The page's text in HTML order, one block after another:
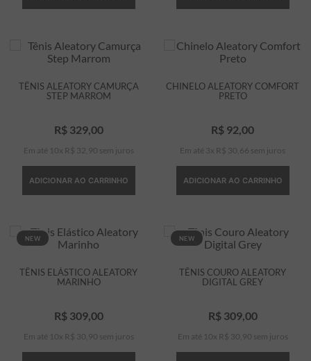
TÊNIS ALEATORY CAMURÇA
STEP MARROM
R$ 329, 00
Em até 10 x R$ 32 90 sem juros
ADICIONAR AO CARRINHO
CHINELO ALEATORY COMFORT
PRETO
R$ 92 00
Em até 3 x R$ 30 66 sem juros
ADICIONAR AO CARRINHO
NEW
TÊNIS ELÁSTICO ALEATORY
MARINHO
R$ 309, 00
Em até 10 x R$ 30 90 sem juros
NEW
TÊNIS COURO ALEATORY
DIGITAL GREY
R$ 309, 00
Em até 10 x R$ 30 90 sem juros